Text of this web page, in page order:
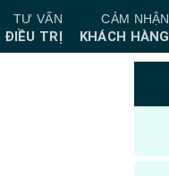
TƯ VẤN
ĐIỀU TRỊ
CẢM NHẬN
KHÁCH HÀNG